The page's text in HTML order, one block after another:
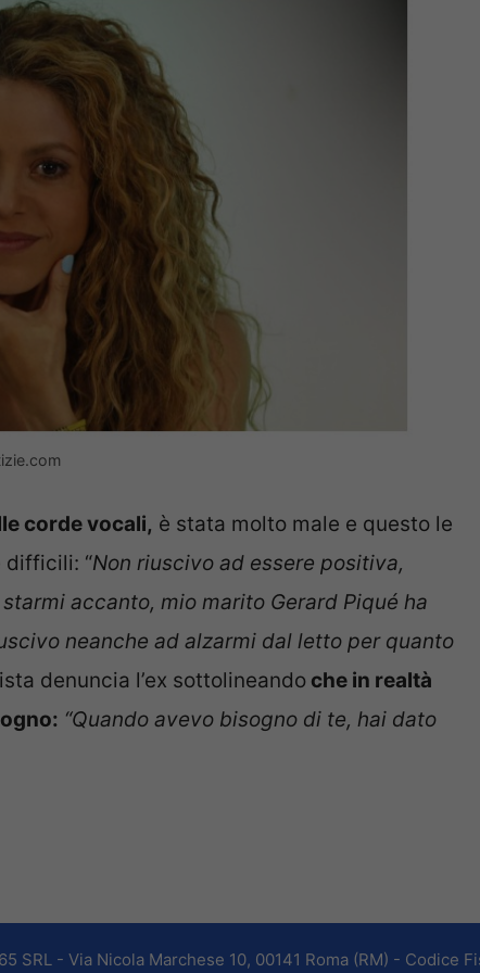
corde vocali, è stata molto male e questo le
difficili: “Non riuscivo ad essere positiva,
accanto, mio marito Gerard Piqué ha
neanche ad alzarmi dal letto per quanto
denuncia l’ex sottolineando che in realtà
“Quando avevo bisogno di te, hai dato
SRL - Via Nicola Marchese 10, 00141 Roma (RM) - Codice